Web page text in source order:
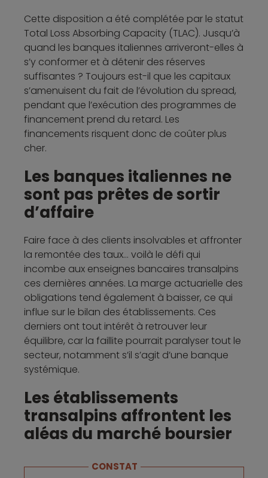
Cette disposition a été complétée par le statut
Total Loss Absorbing Capacity (TLAC). Jusqu’à
quand les banques italiennes arriveront-elles à
s’y conformer et à détenir des réserves
suffisantes ? Toujours est-il que les capitaux
s’amenuisent du fait de l’évolution du spread,
pendant que l’exécution des programmes de
financement prend du retard. Les
financements risquent donc de coûter plus
cher.
Les banques italiennes ne
sont pas prêtes de sortir
d’affaire
Faire face à des clients insolvables et affronter
la remontée des taux… voilà le défi qui
incombe aux enseignes bancaires transalpins
ces dernières années. La marge actuarielle des
obligations tend également à baisser, ce qui
influe sur le bilan des établissements. Ces
derniers ont tout intérêt à retrouver leur
équilibre, car la faillite pourrait paralyser tout le
secteur, notamment s’il s’agit d’une banque
systémique.
Les établissements
transalpins affrontent les
aléas du marché boursier
CONSTAT